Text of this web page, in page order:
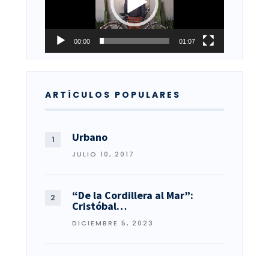
00:00 01:07
ARTÍCULOS POPULARES
Urbano
JULIO 10, 2017
“De la Cordillera al Mar”:
Cristóbal…
DICIEMBRE 5, 2023